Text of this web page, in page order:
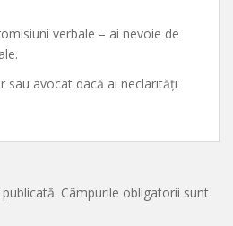
verbale – ai nevoie de
sau avocat dacă ai neclarități
Câmpurile obligatorii sunt